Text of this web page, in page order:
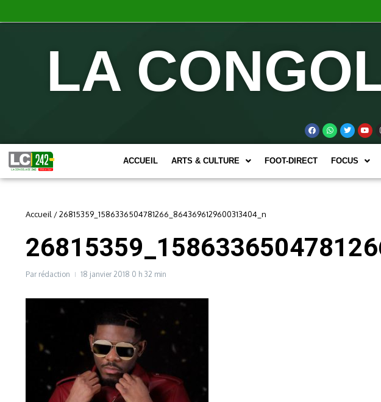
LA
ACCUEIL ARTS & CULTURE FOOT-DIRECT FOCUS
Accueil /26815359_1586336504781266_8643696129600313404_n
Par rédaction 18 janvier 2018 0 h 32 min